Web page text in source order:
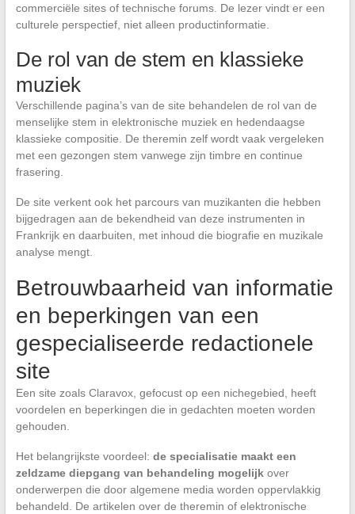
commerciële sites of technische forums. De lezer vindt er een
culturele perspectief, niet alleen productinformatie.
De rol van de stem en klassieke
muziek
Verschillende pagina’s van de site behandelen de rol van de
menselijke stem in elektronische muziek en hedendaagse
klassieke compositie. De theremin zelf wordt vaak vergeleken
met een gezongen stem vanwege zijn timbre en continue
frasering.
De site verkent ook het parcours van muzikanten die hebben
bijgedragen aan de bekendheid van deze instrumenten in
Frankrijk en daarbuiten, met inhoud die biografie en muzikale
analyse mengt.
Betrouwbaarheid van informatie
en beperkingen van een
gespecialiseerde redactionele
site
Een site zoals Claravox, gefocust op een nichegebied, heeft
voordelen en beperkingen die in gedachten moeten worden
gehouden.
Het belangrijkste voordeel: de specialisatie maakt een
zeldzame diepgang van behandeling mogelijkover
onderwerpen die door algemene media worden oppervlakkig
behandeld. De artikelen over de theremin of elektronische